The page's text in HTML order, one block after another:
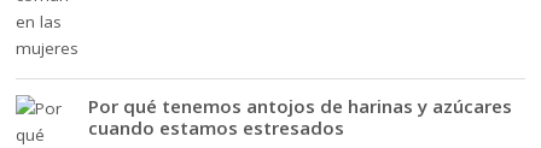
Por qué tenemos antojos de harinas y azúcares
cuando estamos estresados